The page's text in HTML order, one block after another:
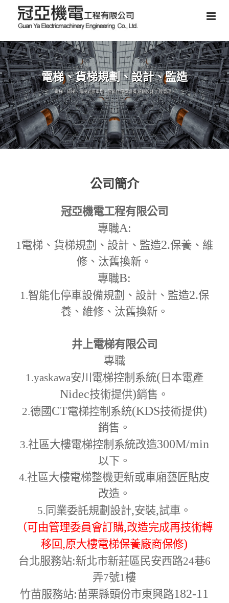
電梯、貨梯規劃、設計、監造
電梯、貨梯、電梯式停車塔、智能化停車設備,規劃設計,工程管理。
公司簡介
冠亞機電工程有限公司
專職A:
1電梯、貨梯規劃、設計、監造2.保養、維
修、汰舊換新。
專職B:
1.智能化停車設備規劃、設計、監造2.保
養、維修、汰舊換新。
井上電梯有限公司
專職
1.yaskawa安川電梯控制系統( 日本電產
Nidec技術提供)銷售。
2.德國 CT電梯控制系統(KDS技術提供)
銷售。
3.社區大樓電梯控制系統改造300M/min
以下。
4.社區大樓電梯整機更新或車廂藝匠貼皮
改造。
5. 同業委託規劃設計,安裝,試車。
（可由管理委員會訂購,改造完成再技術轉
移回,原大樓電梯保養廠商保修)
台北服務站:新北市新莊區民安西路24巷6
弄7號1樓
竹苗服務站:苗栗縣頭份市東興路182-11